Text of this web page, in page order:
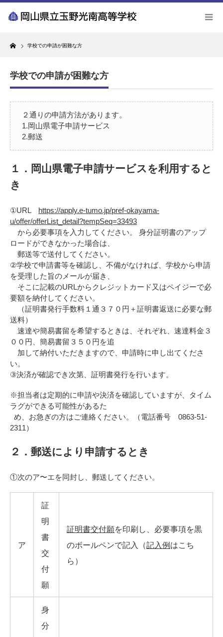
Home
学校での申請が困難な方
学校での申請が困難な方
２通りの申請方法があります。
1.岡山県電子申請サービス
2.郵送
１．岡山県電子申請サービスを利用すると
き
①URL https://apply.e-tumo.jp/pref-okayama-
u/offer/offerList_detail?tempSeq=33493
から必要事項を入力してください。 身分証明書のアップ
ロードができなかった場合は、
郵送等で送付してください。
②学校で申請書等を確認し、不備がなければ、学校から申請
を受理した旨のメールが届き、
そこに記載のURLからクレジットカード又はペイジーで必
要額を納付してください。
（証明書発行手数料１通３７０円＋証明書返送に必要な郵
送料）
速達や簡易書留を希望するときは、それぞれ、速達料金３
００円、簡易書留３５０円を追
加して納付いただきますので、申請時に申し出てくださ
い。
③決済が確認でき次第、証明書発行を行います。
※担当者は定期的に申請や決済を確認していますが、タイム
ラグができる可能性があるた
め、お急ぎの方はご連絡ください。（電話番号 0863-51-
2311）
２．郵送により申請するとき
①次のア〜エを同封し、郵送してください。
ア
証
明
書
交
付
願
証明書交付願を印刷し、必要事項を黒
のボールペンで記入（記入例 はこち
ら）
身
分